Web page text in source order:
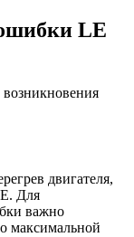
LE
двигателя,
Для
важно
максимальной